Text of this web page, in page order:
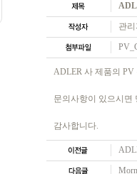
관리
ADLER 사 제품의
문의사항이 있으시면
감사합니다.